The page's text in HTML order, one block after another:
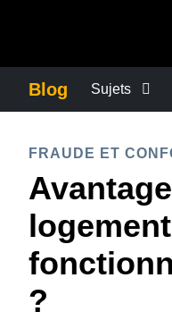
Blog Sujets
CONTINUITÉ DES
CONTRÔLE DES
CROISSANCE ET
FRAUDE ET
?